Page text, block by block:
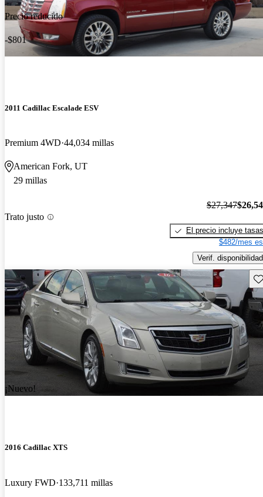
Precio reducido
-$801
2011 Cadillac Escalade ESV
Premium 4WD 44,034 millas
American Fork, UT
29 millas
Trato justo
$27,347
El precio incluye tasas
$482/mes
Verif. disponibilidad
¡Nuevo!
2016 Cadillac XTS
Luxury FWD 133,711 millas